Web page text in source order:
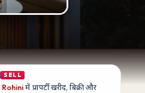
SELL
Rohini में प्रापर्टी खरीद, बिक्री और